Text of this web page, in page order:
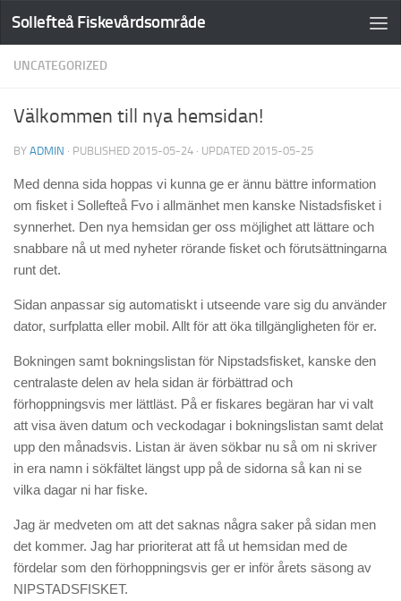
Sollefteå Fiskevårdsområde
UNCATEGORIZED
Välkommen till nya hemsidan!
BY ADMIN · PUBLISHED 2015-05-24 · UPDATED 2015-05-25
Med denna sida hoppas vi kunna ge er ännu bättre information
om fisket i Sollefteå Fvo i allmänhet men kanske Nistadsfisket i
synnerhet. Den nya hemsidan ger oss möjlighet att lättare och
snabbare nå ut med nyheter rörande fisket och förutsättningarna
runt det.
Sidan anpassar sig automatiskt i utseende vare sig du använder
dator, surfplatta eller mobil. Allt för att öka tillgängligheten för er.
Bokningen samt bokningslistan för Nipstadsfisket, kanske den
centralaste delen av hela sidan är förbättrad och
förhoppningsvis mer lättläst. På er fiskares begäran har vi valt
att visa även datum och veckodagar i bokningslistan samt delat
upp den månadsvis. Listan är även sökbar nu så om ni skriver
in era namn i sökfältet längst upp på de sidorna så kan ni se
vilka dagar ni har fiske.
Jag är medveten om att det saknas några saker på sidan men
det kommer. Jag har prioriterat att få ut hemsidan med de
fördelar som den förhoppningsvis ger er inför årets säsong av
NIPSTADSFISKET.